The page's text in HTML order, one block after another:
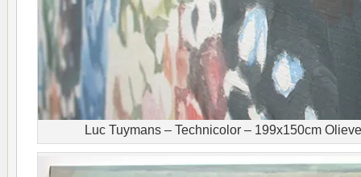
Luc Tuymans – Technicolor – 199x150cm